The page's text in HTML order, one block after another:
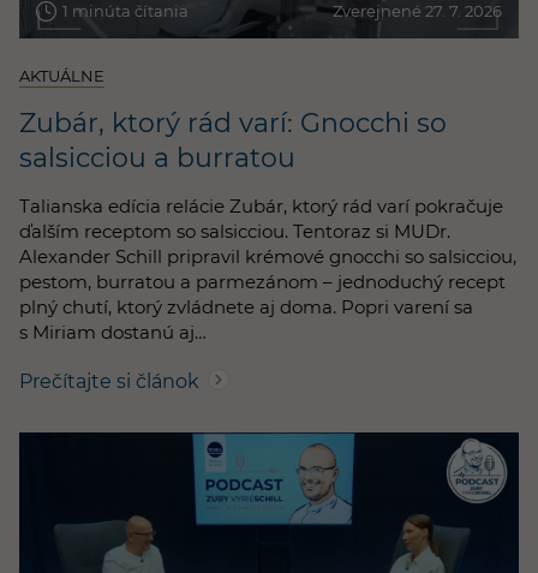
1 minúta čítania Zverejnené 27. 7. 2026
AKTUÁLNE
Zubár, ktorý rád varí: Gnocchi so
salsicciou a burratou
Talianska edícia relácie Zubár, ktorý rád varí pokračuje
ďalším receptom so salsicciou. Tentoraz si MUDr.
Alexander Schill pripravil krémové gnocchi so salsicciou,
pestom, burratou a parmezánom – jednoduchý recept
plný chutí, ktorý zvládnete aj doma. Popri varení sa
s Miriam dostanú aj…
Prečítajte si článok